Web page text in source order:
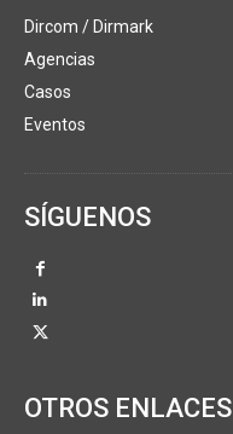
Dircom / Dirmark
Agencias
Casos
Eventos
SÍGUENOS
OTROS ENLACES